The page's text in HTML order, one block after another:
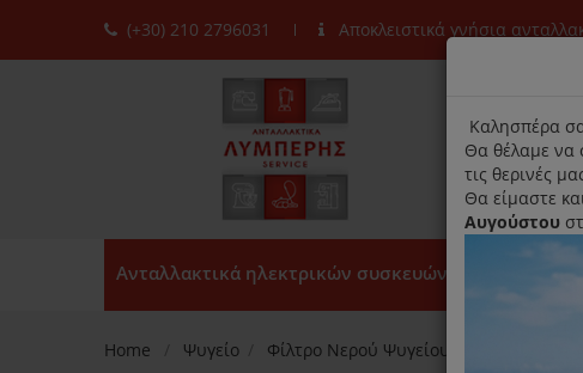
(+30) 210 2796031 Αποκλειστικά γνήσια
Ανταλλακτικά ηλεκτρικών συσκευών
Home Ψυγείο Φίλτρο Νερού Ψυγείου Εσωτερικό
title
Καλησπέρα
Θα θέλαμε να
τις θερινές
Θα είμαστε
Αυγούστου